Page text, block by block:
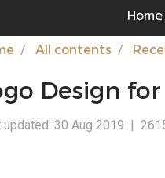
Home
All contents
Design
updated: 30 Aug 2019 |